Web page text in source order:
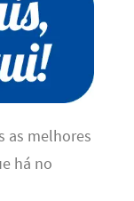
as melhores
há no